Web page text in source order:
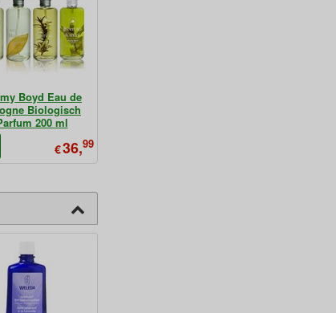
Boyd Eau de
Biologisch
200 ml
€36,99